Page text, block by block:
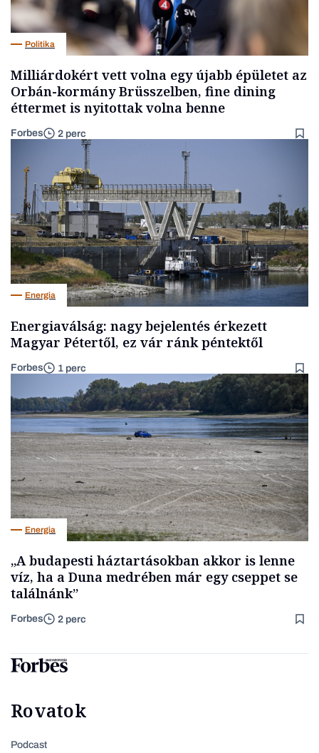
Politika
Milliárdokért vett volna egy újabb épületet az
Orbán-kormány Brüsszelben, fine dining
éttermet is nyitottak volna benne
Forbes 2 perc
Energia
Energiaválság: nagy bejelentés érkezett
Magyar Pétertől, ez vár ránk péntektől
Forbes 1 perc
Energia
„A budapesti háztartásokban akkor is lenne
víz, ha a Duna medrében már egy cseppet se
találnánk”
Forbes 2 perc
Rovatok
Podcast